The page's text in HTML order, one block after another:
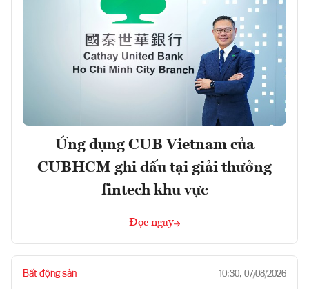
Ứng dụng CUB Vietnam của
CUBHCM ghi dấu tại giải thưởng
fintech khu vực
Đọc ngay
Bất động sản 10:30, 07/08/2026